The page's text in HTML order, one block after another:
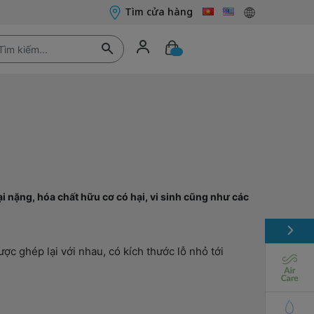
Tìm cửa hàng
nặng, hóa chất hữu cơ có hại, vi sinh cũng như các
ghép lại với nhau, có kích thước lỗ nhỏ tới